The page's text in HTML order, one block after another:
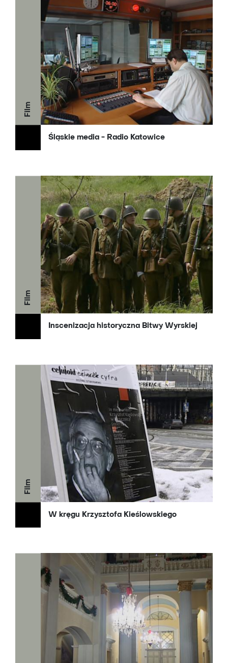
Film
Śląskie media - Radio Katowice
Film
Inscenizacja historyczna Bitwy Wyrskiej
Film
W kręgu Krzysztofa Kieślowskiego